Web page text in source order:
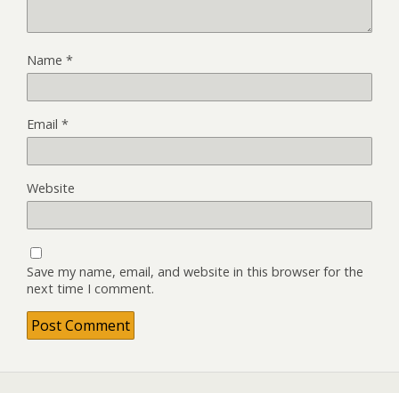
Name *
Email *
Website
Save my name, email, and website in this browser for the
next time I comment.